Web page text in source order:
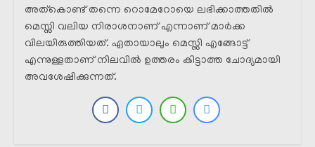
അത്കൊണ്ട് തന്നെ റൊമേറോയെ ലഭിക്കാത്തതിൽ
മെസ്സി വലിയ നിരാശനാണ് എന്നാണ് മാർക്ക
വിലയിരുത്തിയത്. ഏതായാലും മെസ്സി എങ്ങോട്ട്
എന്നുള്ളതാണ് നിലവിൽ ഉത്തരം കിട്ടാത്ത ചോദ്യമായി
അവശേഷിക്കുന്നത്.